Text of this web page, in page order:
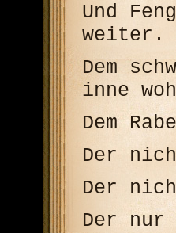
Und
weiter.
Dem
inne
Dem
Der
Der
Der